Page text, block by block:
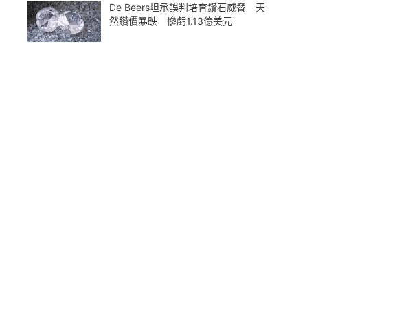
De Beers坦承誤判培育鑽石威脅 天
然鑽價暴跌 慘虧1.13億美元